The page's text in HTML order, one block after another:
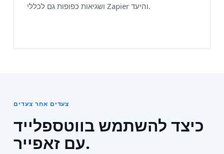
ושגיאות כפופות גם לכללי Zapier והיעד.
צעדים אחר צעדים
כיצד להשתמש בווטספלייד
עם זאפייר.